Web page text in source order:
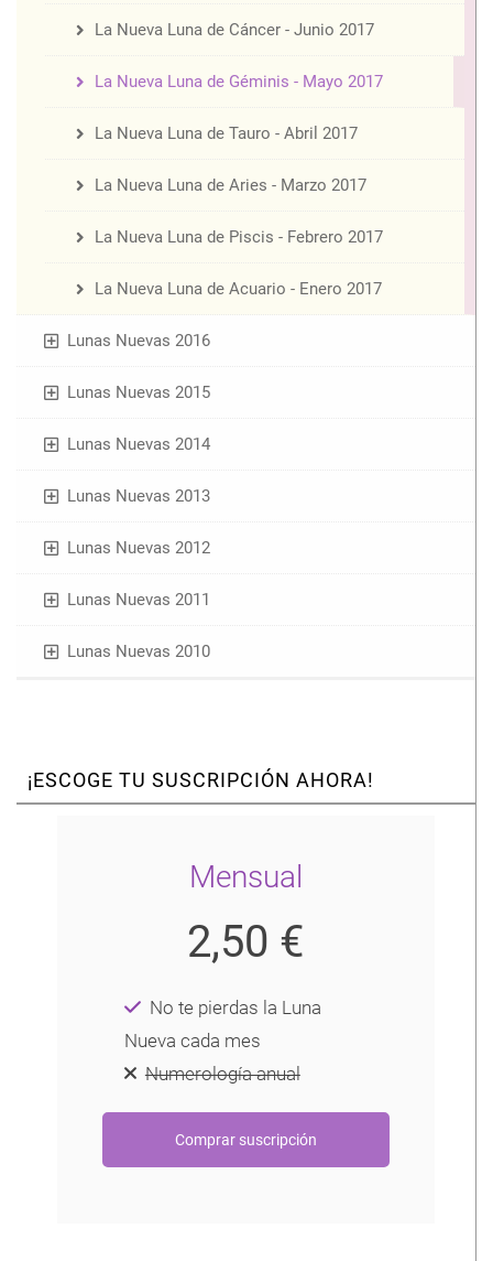
La Nueva Luna de Cáncer - Junio 2017
La Nueva Luna de Géminis - Mayo 2017
La Nueva Luna de Tauro - Abril 2017
La Nueva Luna de Aries - Marzo 2017
La Nueva Luna de Piscis - Febrero 2017
La Nueva Luna de Acuario - Enero 2017
Lunas Nuevas 2016
Lunas Nuevas 2015
Lunas Nuevas 2014
Lunas Nuevas 2013
Lunas Nuevas 2012
Lunas Nuevas 2011
Lunas Nuevas 2010
¡ESCOGE TU SUSCRIPCIÓN AHORA!
Mensual
2,50 €
No te pierdas la Luna
Nueva cada mes
Numerología anual